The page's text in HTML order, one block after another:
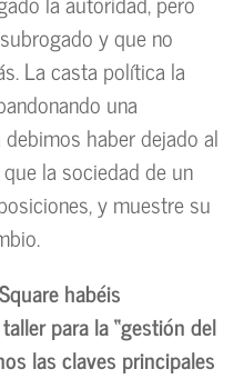
y que no
La casta política la
una
haber dejado al
la sociedad de un
y muestre su
habéis
para la “gestión del
las claves principales